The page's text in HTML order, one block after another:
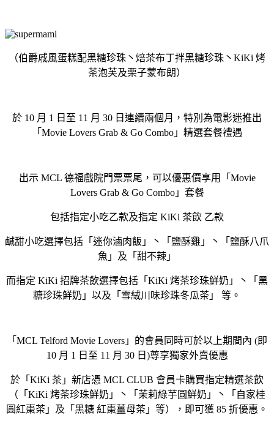
（伯爵戚風蛋糕配黑糖珍珠丶焙茶布丁拌黑糖珍珠丶KiKi 烤
茶泡芙及栗子蒙布朗）
於 10 月 1 日至 11 月 30 日連續兩個月，特別為電影迷推出
「Movie Lovers Grab & Go Combo」精選套餐禮遇
出示 MCL 德福戲院門票票尾，可以優惠價享用「Movie
Lovers Grab & Go Combo」套餐
包括指定小吃乙款及指定 KiKi 茶飲 乙款
鹹甜小吃選擇包括「迷你滷肉飯」丶「鹽酥雞」丶「鹽酥八爪
魚」及「甜不辣」
而指定 KiKi 招牌茶飲選擇包括「KiKi 烤茶珍珠鮮奶」丶「黑
糖珍珠鮮奶」以及「雪絨川味珍珠冬瓜茶」 等。
「MCL Telford Movie Lovers」的會員同時可於以上期間內 (即
10 月 1 日至 11 月 30 日)尊享獨家外賣優惠
於「KiKi 茶」新店憑 MCL CLUB 會員卡購買指定精選茶飲
（「KiKi 烤茶珍珠鮮奶」丶「茉莉綠芋圓鮮奶」丶「自家桂
圓紅棗茶」及「黑糖 紅棗薑母茶」等），即可獲 85 折優惠。